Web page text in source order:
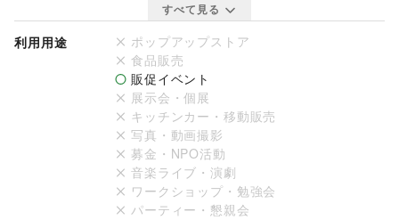
注意：奥行1.5ｍ×幅6ｍほどになります。決められた範囲内で
お願いいたします。
すべて見る
利用用途
ポップアップストア
食品販売
販促イベント
展示会・個展
キッチンカー・移動販売
写真・動画撮影
募金・NPO活動
音楽ライブ・演劇
ワークショップ・勉強会
パーティー・懇親会